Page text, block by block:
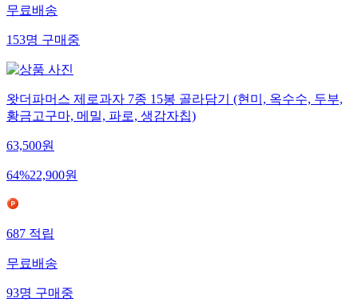
무료배송
153명구매중
왓더파머스 제로과자 7종 15봉 골라담기 (현미, 옥수수, 두부,
황금고구마, 메밀, 파로, 생감자칩)
63,500원
64%22,900원
687적립
무료배송